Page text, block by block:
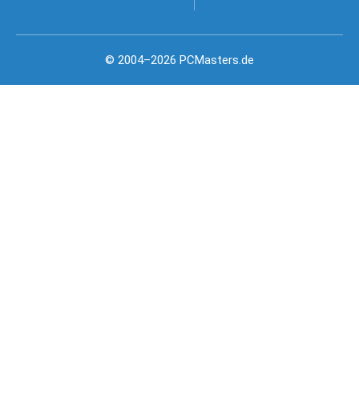
© 2004–2026 PCMasters.de